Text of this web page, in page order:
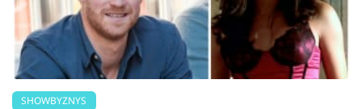
SHOWBYZNYS